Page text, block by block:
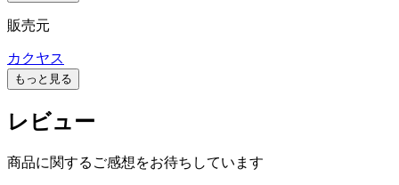
販売元
カクヤス
もっと見る
レビュー
商品に関するご感想をお待ちしています